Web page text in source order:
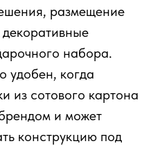
размещение
набора.
удобен, когда
из сотового картона
и может
конструкцию под